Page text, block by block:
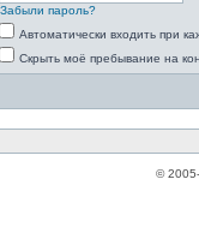
Забыли пароль?
Автоматически входить при
Скрыть моё пребывание на
©